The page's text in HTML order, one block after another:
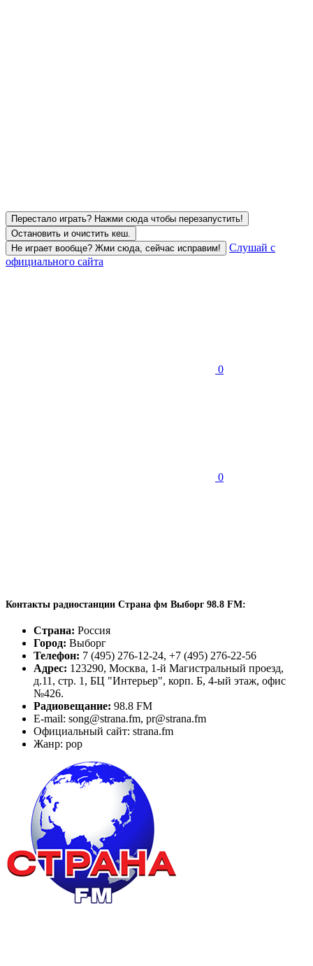
Перестало играть? Нажми сюда чтобы перезапустить!
Остановить и очистить кеш.
Не играет вообще? Жми сюда, сейчас исправим!
Слушай с
официального сайта
0
0
Контакты радиостанции Страна фм Выборг 98.8 FM:
Страна: Россия
Город: Выборг
Телефон: 7 (495) 276-12-24, +7 (495) 276-22-56
Адрес: 123290, Москва, 1-й Магистральный проезд,
д.11, стр. 1, БЦ "Интерьер", корп. Б, 4-ый этаж, офис
№426.
Радиовещание: 98.8 FM
E-mail: song@strana.fm, pr@strana.fm
Официальный сайт: strana.fm
Жанр: pop